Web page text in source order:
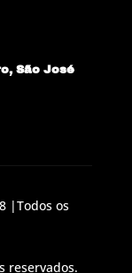
São José
|Todos os
reservados.